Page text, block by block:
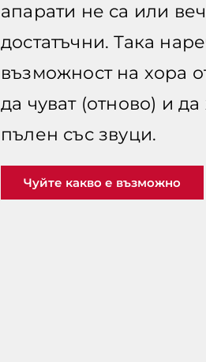
апарати не са или
достатъчни. Така
възможност на хора
да чуват (отново) и да
пълен със звуци.
Чуйте какво е възможно